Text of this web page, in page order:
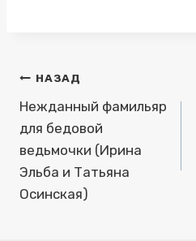
Навигация
по
записям
НАЗАД
Нежданный фамильяр
для бедовой
ведьмочки (Ирина
Эльба и Татьяна
Осинская)